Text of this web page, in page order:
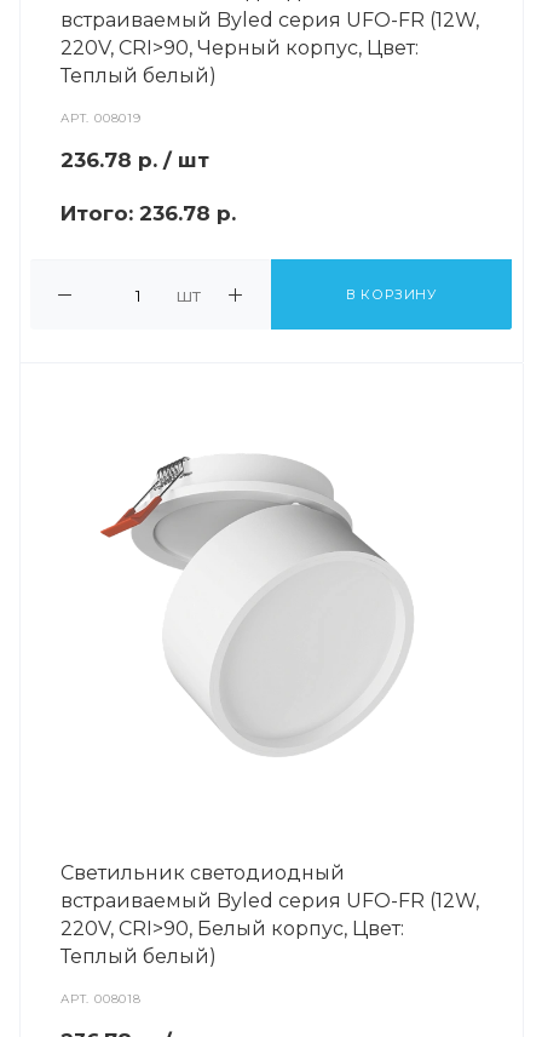
встраиваемый Byled серия UFO-FR (12W,
220V, CRI>90, Черный корпус, Цвет:
Теплый белый)
АРТ.008019
236.78 р. / шт
Итого: 236.78 р.
шт В КОРЗИНУ
Светильник светодиодный
встраиваемый Byled серия UFO-FR (12W,
220V, CRI>90, Белый корпус, Цвет:
Теплый белый)
АРТ.008018